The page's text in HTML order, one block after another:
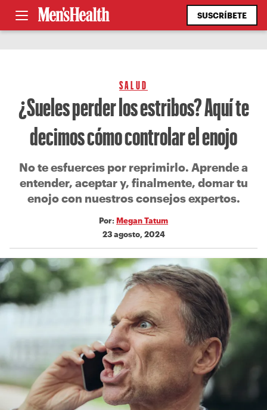
SUSCRÍBETE
SALUD
¿Sueles perder los estribos? Aquí te
decimos cómo controlar el enojo
No te esfuerces por reprimirlo. Aprende a
entender, aceptar y, finalmente, domar tu
enojo con nuestros consejos expertos.
Por: Megan Tatum
23 agosto, 2024